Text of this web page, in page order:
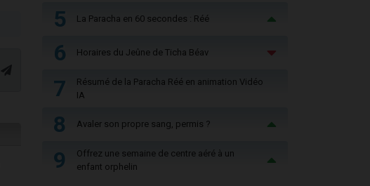
5 La Paracha en 60 secondes : Réé
6 Horaires du Jeûne de Ticha Béav
7
Résumé de la Paracha Réé en animation Vidéo
IA
8 Avaler son propre sang, permis ?
9
Offrez une semaine de centre aéré à un
enfant orphelin